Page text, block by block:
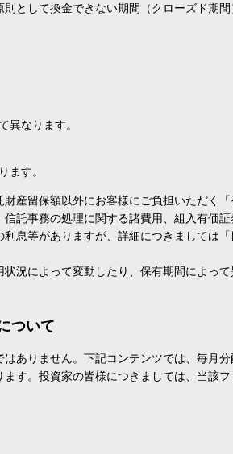
として換金できない期間（クローズド期
異なります。
ます。
産留保額以外にお客様にご負担いただく
託事務の処理に関する諸費用、組入有価証
息等がありますが、詳細につきましては
況によって変動したり、保有期間によっ
ついて
ありません。下記コンテンツでは、毎月
す。投資家の皆様につきましては、当該